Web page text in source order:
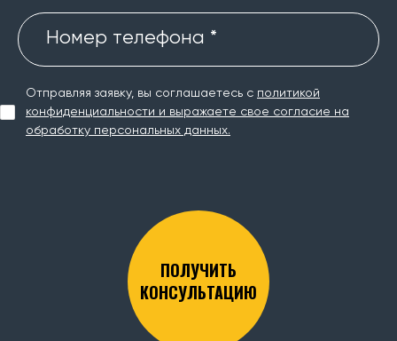
Номер телефона *
Отправляя заявку, вы соглашаетесь с политикой
конфиденциальности и выражаете свое согласие на
обработку персональных данных.
ПОЛУЧИТЬ
КОНСУЛЬТАЦИЮ